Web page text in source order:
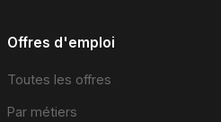
Offres d'emploi
Toutes les offres
Par métiers